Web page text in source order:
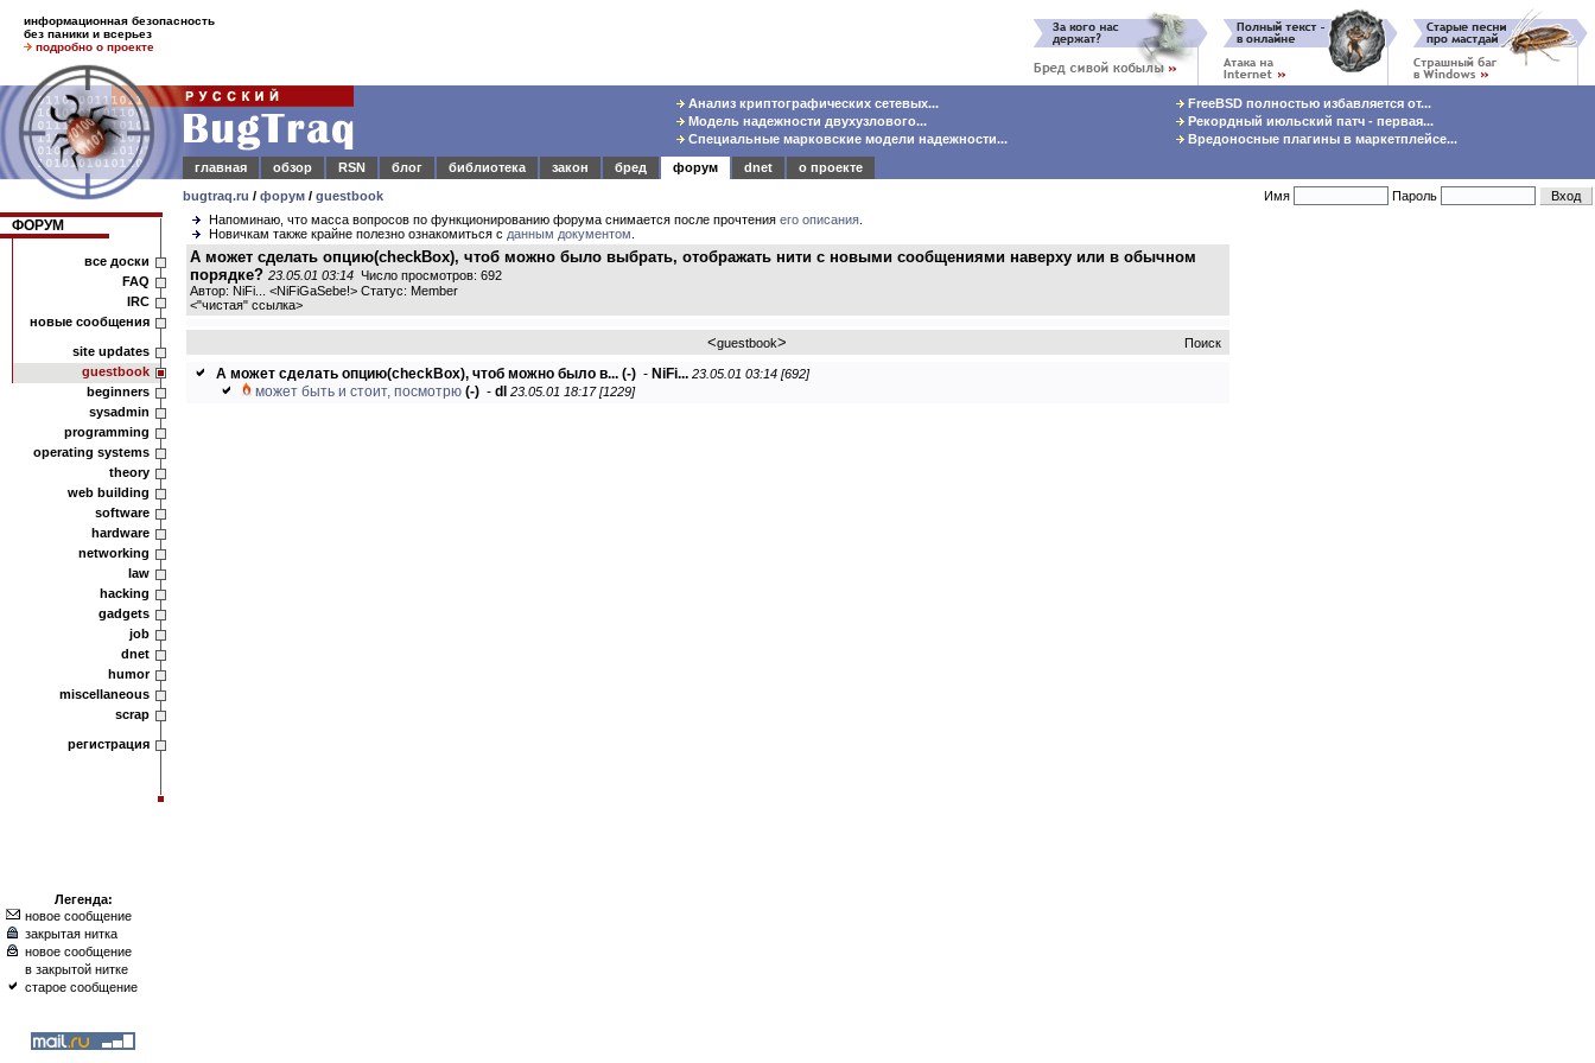
информационная безопасность
без паники и всерьез
подробно о проекте
Анализ криптографических сетевых...
Модель надежности двухузлового...
Специальные марковские модели надежности...
FreeBSD полностью избавляется от...
Рекордный июльский патч - первая...
Вредоносные плагины в маркетплейсе...
главная
обзор RSN блог библиотека закон бред форум dnet
о проекте
bugtraq.ru / форум / guestbook Имя Пароль
ФОРУМ
все доски
FAQ
IRC
новые сообщения
site updates
guestbook
beginners
sysadmin
programming
operating systems
theory
web building
software
hardware
networking
law
hacking
gadgets
job
dnet
humor
miscellaneous
scrap
регистрация
Легенда:
новое сообщение
закрытая нитка
новое сообщение
в закрытой нитке
старое сообщение
Напоминаю, что масса вопросов по функционированию форума снимается после прочтения его описания
Новичкам также крайне полезно ознакомиться с данным документом
А может сделать опцию(checkBox), чтоб можно было выбрать, отображать нити с новыми сообщениями наверху или в обычном
порядке? 23.05.01 03:14 Число просмотров: 692
Автор: NiFi... <NiFiGaSebe!> Статус: Member
<"чистая" ссылка>
<guestbook> Поиск
А может сделать опцию(checkBox), чтоб можно было в... (-) - NiFi... 23.05.01 03:14 [692]
может быть и стоит, посмотрю (-) - dl 23.05.01 18:17 [1229]